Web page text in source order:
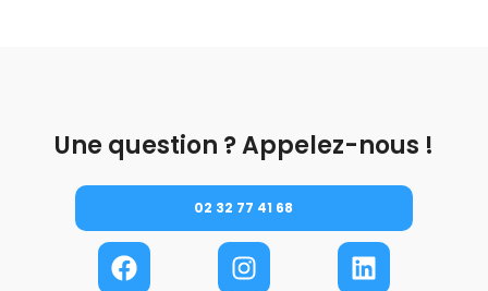
Une question ? Appelez-nous !
02 32 77 41 68